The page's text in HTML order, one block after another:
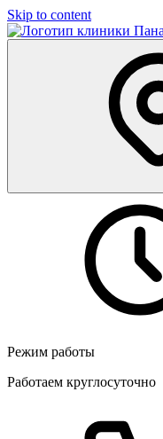
Skip to content
Режим работы
Работаем круглосуточно